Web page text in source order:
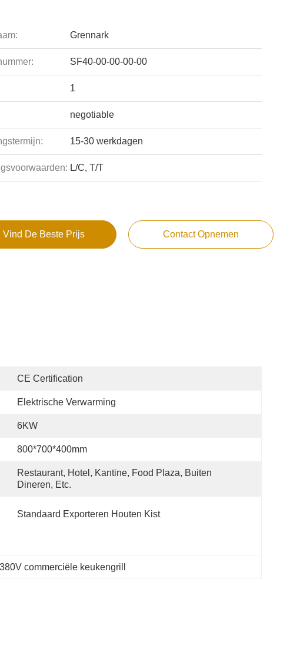
Grennark
SF40-00-00-00-00
1
negotiable
15-30 werkdagen
L/C, T/T
Vind De Beste Prijs Contact Opnemen
CE Certification
Elektrische Verwarming
6KW
800*700*400mm
Restaurant, Hotel, Kantine, Food Plaza, Buiten
Dineren, Etc.
Standaard Exporteren Houten Kist
380V commerciële keukengrill